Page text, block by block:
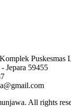
Puskesmas
Jepara 59455
All rights